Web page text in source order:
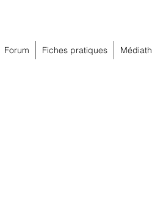
Forum Fiches pratiques